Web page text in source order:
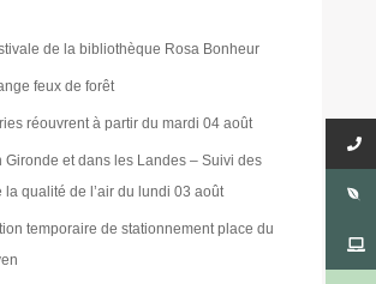
de la bibliothèque Rosa Bonheur
feux de forêt
réouvrent à partir du mardi 04 août
Gironde et dans les Landes – Suivi des
la qualité de l’air du lundi 03 août
temporaire de stationnement place du